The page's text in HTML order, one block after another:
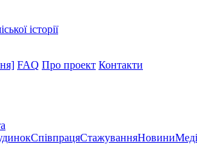
історії
FAQ Про проект Контакти
СпівпрацяСтажуванняНовини